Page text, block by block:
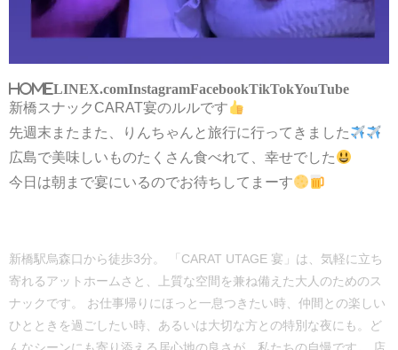
HOMELINEX.comInstagramFacebookTikTokYouTube
新橋スナックCARAT宴のルルです
先週末またまた、りんちゃんと旅行に行ってきました
広島で美味しいものたくさん食べれて、幸せでした
今日は朝まで宴にいるのでお待ちしてまーす
新橋駅烏森口から徒歩3分。 「CARAT UTAGE 宴」は、気軽に立ち
寄れるアットホームさと、上質な空間を兼ね備えた大人のためのス
ナックです。 お仕事帰りにほっと一息つきたい時、仲間との楽しい
ひとときを過ごしたい時、あるいは大切な方との特別な夜にも。ど